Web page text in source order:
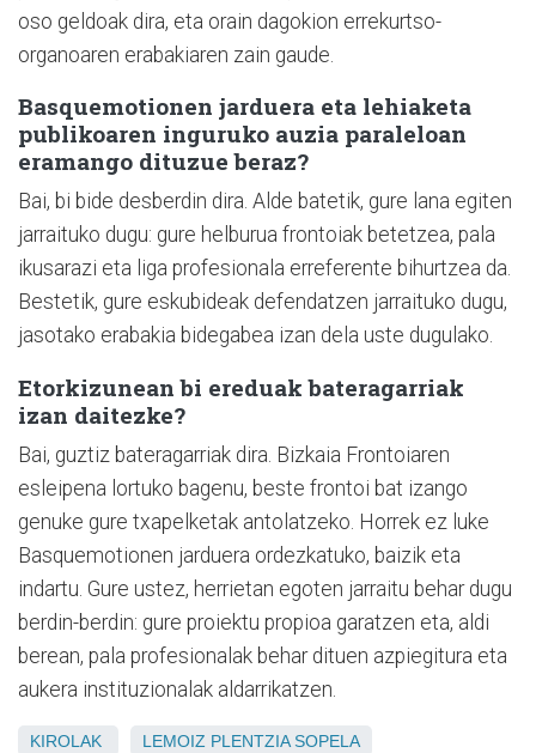
oso geldoak dira, eta orain dagokion errekurtso-
organoaren erabakiaren zain gaude.
Basquemotionen jarduera eta lehiaketa
publikoaren inguruko auzia paraleloan
eramango dituzue beraz?
Bai, bi bide desberdin dira. Alde batetik, gure lana egiten
jarraituko dugu: gure helburua frontoiak betetzea, pala
ikusarazi eta liga profesionala erreferente bihurtzea da.
Bestetik, gure eskubideak defendatzen jarraituko dugu,
jasotako erabakia bidegabea izan dela uste dugulako.
Etorkizunean bi ereduak bateragarriak
izan daitezke?
Bai, guztiz bateragarriak dira. Bizkaia Frontoiaren
esleipena lortuko bagenu, beste frontoi bat izango
genuke gure txapelketak antolatzeko. Horrek ez luke
Basquemotionen jarduera ordezkatuko, baizik eta
indartu. Gure ustez, herrietan egoten jarraitu behar dugu
berdin-berdin: gure proiektu propioa garatzen eta, aldi
berean, pala profesionalak behar dituen azpiegitura eta
aukera instituzionalak aldarrikatzen.
KIROLAK LEMOIZ PLENTZIA SOPELA